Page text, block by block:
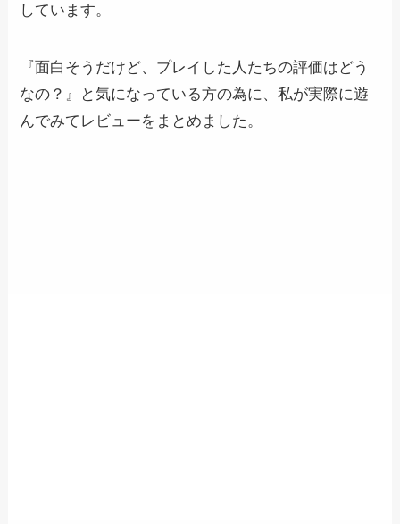
しています。
『面白そうだけど、プレイした人たちの評価はどう
なの？』と気になっている方の為に、私が実際に遊
んでみてレビューをまとめました。